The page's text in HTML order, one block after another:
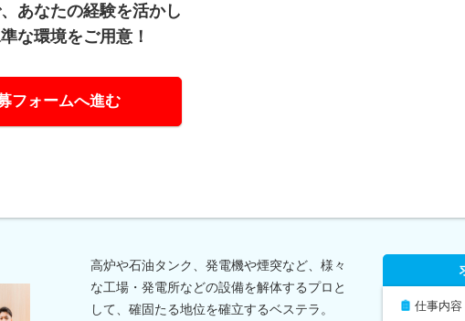
あなたの経験を活かし
な環境をご用意！
フォームへ進む
高炉や石油タンク、発電機や煙突など、様々
な工場・発電所などの設備を解体するプロと
して、確固たる地位を確立するベステラ。
仕事内容